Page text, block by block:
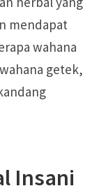
mendapat
wahana
getek,
Insani